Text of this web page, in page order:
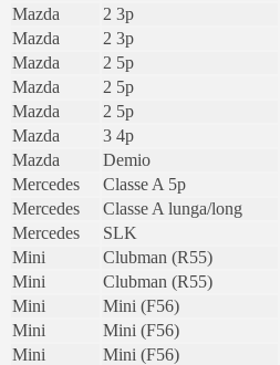
Mazda
2 3p
Mazda
2 3p
Mazda
2 5p
Mazda
2 5p
Mazda
2 5p
Mazda
3 4p
Mazda
Demio
Mercedes
Classe A 5p
Mercedes
Classe A lunga/long
Mercedes
SLK
Mini
Clubman (R55)
Mini
Clubman (R55)
Mini
Mini (F56)
Mini
Mini (F56)
Mini
Mini (F56)